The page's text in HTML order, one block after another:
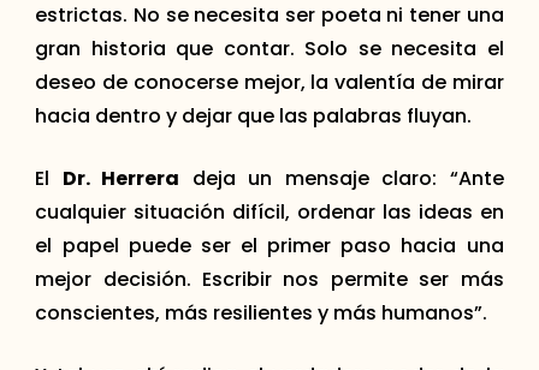
estrictas. No se necesita ser poeta ni tener una
gran historia que contar. Solo se necesita el
deseo de conocerse mejor, la valentía de mirar
hacia dentro y dejar que las palabras fluyan.
El Dr. Herrera deja un mensaje claro: “Ante
cualquier situación difícil, ordenar las ideas en
el papel puede ser el primer paso hacia una
mejor decisión. Escribir nos permite ser más
conscientes, más resilientes y más humanos”.